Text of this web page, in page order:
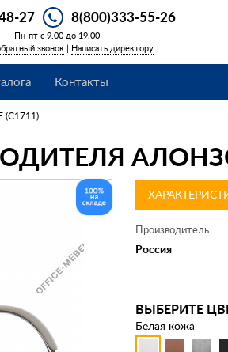
27 8(800)333-55-26
Пн-пт с 9.00 до 19.00
звонок | Написать директору
Контакты
(С1711)
АЛОНЗО
Производитель
Россия
ВЫБЕРИТЕ
Белая кожа